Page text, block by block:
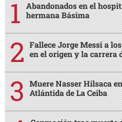
Abandonados en el
hermana Básima
Fallece Jorge Messi a
en el origen y la carrera
Muere Nasser Hilsaca
Atlántida de La Ceiba